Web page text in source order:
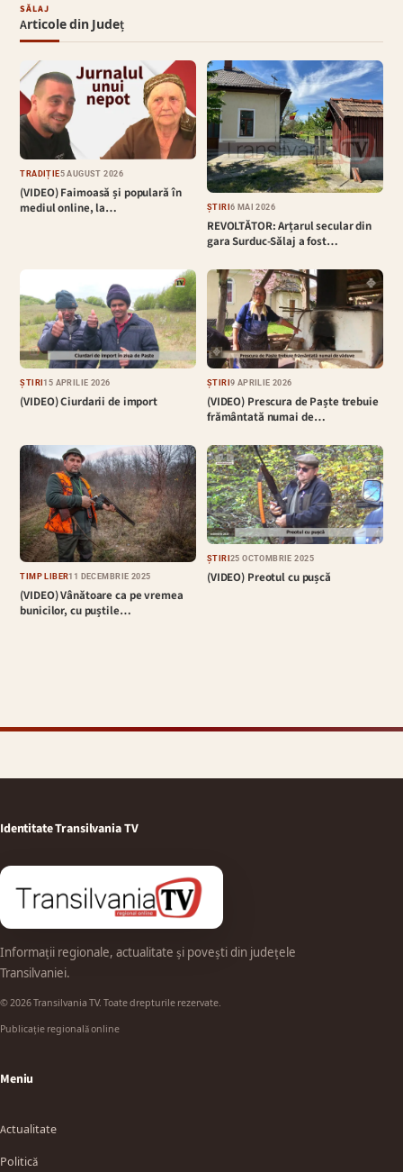
SĂLAJ
Articole din Județ
TRADIȚIE5 AUGUST 2026
(VIDEO) Faimoasă și populară în
mediul online, la…
ȘTIRI6 MAI 2026
REVOLTĂTOR: Arțarul secular din
gara Surduc-Sălaj a fost…
ȘTIRI15 APRILIE 2026
(VIDEO) Ciurdarii de import
ȘTIRI9 APRILIE 2026
(VIDEO) Prescura de Paște trebuie
frământată numai de…
TIMP LIBER11 DECEMBRIE 2025
(VIDEO) Vânătoare ca pe vremea
bunicilor, cu puștile…
ȘTIRI25 OCTOMBRIE 2025
(VIDEO) Preotul cu pușcă
Identitate Transilvania TV
Informații regionale, actualitate și povești din județele
Transilvaniei.
© 2026 Transilvania TV. Toate drepturile rezervate.
Publicație regională online
Meniu
Actualitate
Politică